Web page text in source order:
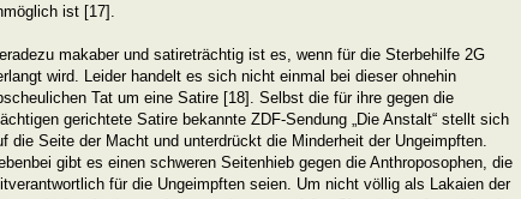
ist [17].
makaber und satireträchtig ist es, wenn für die Sterbehilfe 2G
wird. Leider handelt es sich nicht einmal bei dieser ohnehin
Tat um eine Satire [18]. Selbst die für ihre gegen die
gerichtete Satire bekannte ZDF-Sendung „Die Anstalt“ stellt sich
die Seite der Macht und unterdrückt die Minderheit der Ungeimpften.
gibt es einen schweren Seitenhieb gegen die Anthroposophen, die
für die Ungeimpften seien. Um nicht völlig als Lakaien der